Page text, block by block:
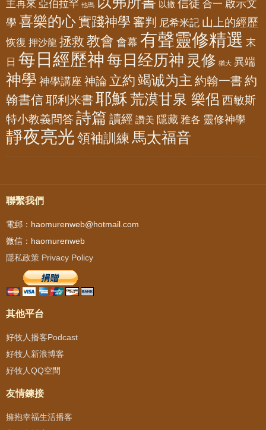
主再來 亞伯拉罕 他瑪 以撒 信徒 合一 啟示文
學 喜樂的心實踐神學 審判 尼希米記 山上的經歷
恢復 押沙龍 拯救 教會 會幕 有聲靈修精選 末
日 每日經歷神 每日经历神 灵修 猶大 異端
神學 神學講座 神論 立約 竭诚为主 約翰一書 約
翰書信耶利米書 耶穌荒漠甘泉 樂侶 西敏斯
特小教義問答詩篇 讀經 讚美 隱藏 雅各 靈修神學
靜夜亮光 領袖訓練 馬太福音
聯繫我們
電郵：haomurenweb@hotmail.com
微信：haomurenweb
隱私政策 Privacy Policy
其他平台
好牧人播客Podcast
好牧人新浪博客
好牧人QQ空間
友情鍊接
擁抱幸福生活播客